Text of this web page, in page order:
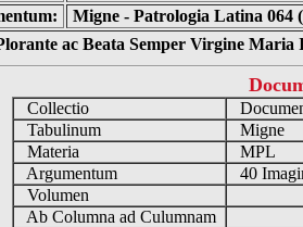
Migne - Patrologia Latina 064
ac Beata Semper Virgine
Collectio
Tabulinum
Migne
Materia
MPL
Argumentum
40
Volumen
Ab Columna ad Culumnam